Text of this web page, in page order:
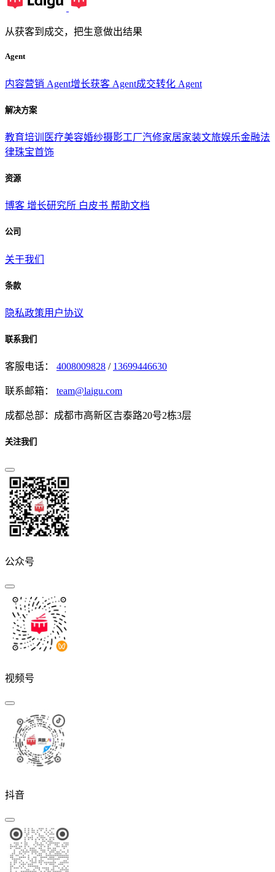
从获客到成交，把生意做出结果
Agent
内容营销 Agent增长获客 Agent成交转化 Agent
解决方案
教育培训 医疗美容婚纱摄影工厂汽修家居家装文旅娱乐金融法
律珠宝首饰
资源
博客 增长研究所 白皮书 帮助文档
公司
关于我们
条款
隐私政策用户协议
联系我们
客服电话： 4008009828 / 13699446630
联系邮箱： team@laigu.com
成都总部：成都市高新区吉泰路20号2栋3层
关注我们
公众号
视频号
抖音